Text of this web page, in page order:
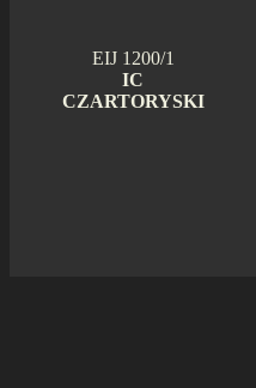
EIJ 1200/1
IC
CZARTORYSKI